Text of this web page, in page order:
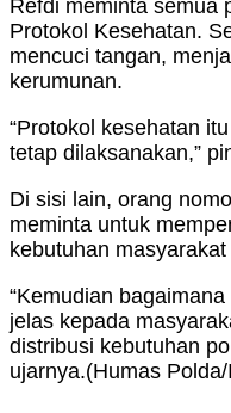
Refdi meminta semua
Protokol Kesehatan.
mencuci tangan,
kerumunan.
“Protokol kesehatan
tetap dilaksanakan,”
Di sisi lain, orang
meminta untuk
kebutuhan
“Kemudian
jelas kepada
distribusi kebutuhan
ujarnya.(Humas